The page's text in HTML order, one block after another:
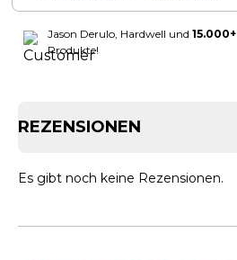
Jason Derulo, Hardwell und 15.000+
Produkte!
REZENSIONEN
Es gibt noch keine Rezensionen.